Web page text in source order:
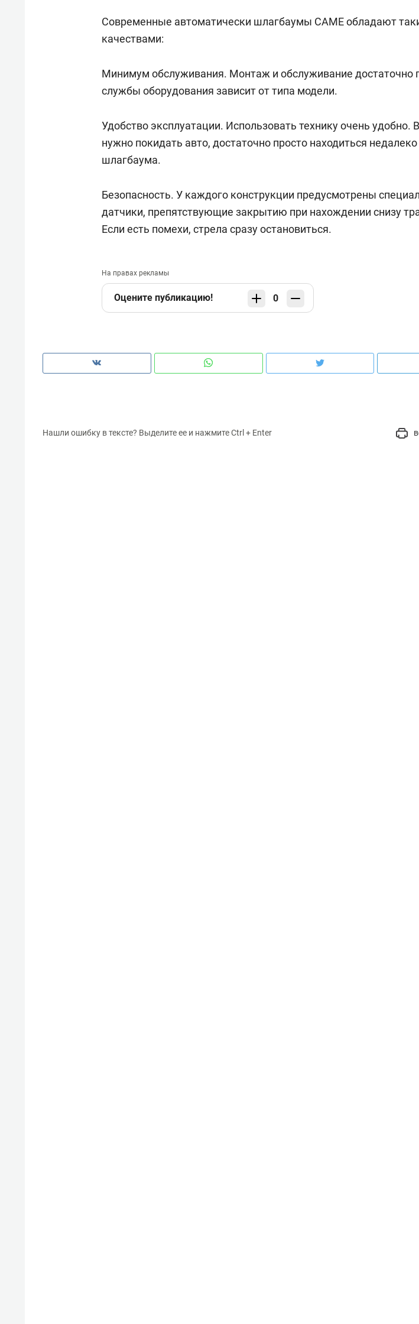
Современные автоматически шлагбаумы CAME обладают
качествами:
Минимум обслуживания. Монтаж и обслуживание достаточно
службы оборудования зависит от типа модели.
Удобство эксплуатации. Использовать технику очень удобно.
нужно покидать авто, достаточно просто находиться недалеко
шлагбаума.
Безопасность. У каждого конструкции предусмотрены
датчики, препятствующие закрытию при нахождении снизу
Если есть помехи, стрела сразу остановиться.
На правах рекламы
Оцените публикацию! 0
Нашли ошибку в тексте? Выделите ее и нажмите Ctrl + Enter